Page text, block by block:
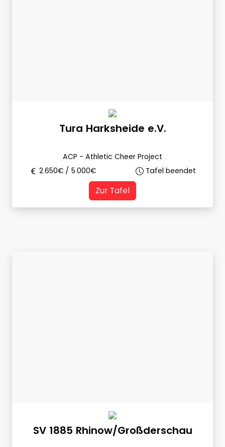
Tura Harksheide e.V.
ACP - Athletic Cheer Project
2.650€ / 5.000€ Tafel beendet
Zur Tafel
SV 1885 Rhinow/Großderschau